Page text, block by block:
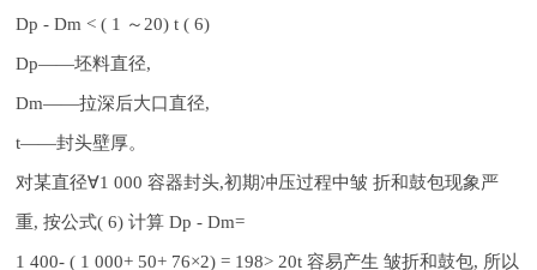
Dp - Dm < ( 1 ～20) t ( 6)
Dp——坯料直径,
Dm——拉深后大口直径,
t——封头壁厚。
对某直径∀1 000 容器封头,初期冲压过程中皱 折和鼓包现象严
重, 按公式( 6) 计算 Dp - Dm=
1 400- ( 1 000+ 50+ 76×2) = 198> 20t 容易产生 皱折和鼓包, 所以